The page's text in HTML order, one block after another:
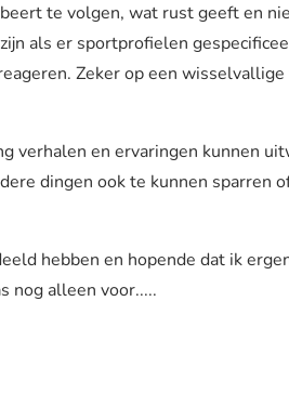
te volgen, wat rust geeft en
als er sportprofielen
Zeker op een
verhalen en ervaringen kunnen
dingen ook te kunnen sparren
hebben en hopende dat ik
nog alleen voor.....